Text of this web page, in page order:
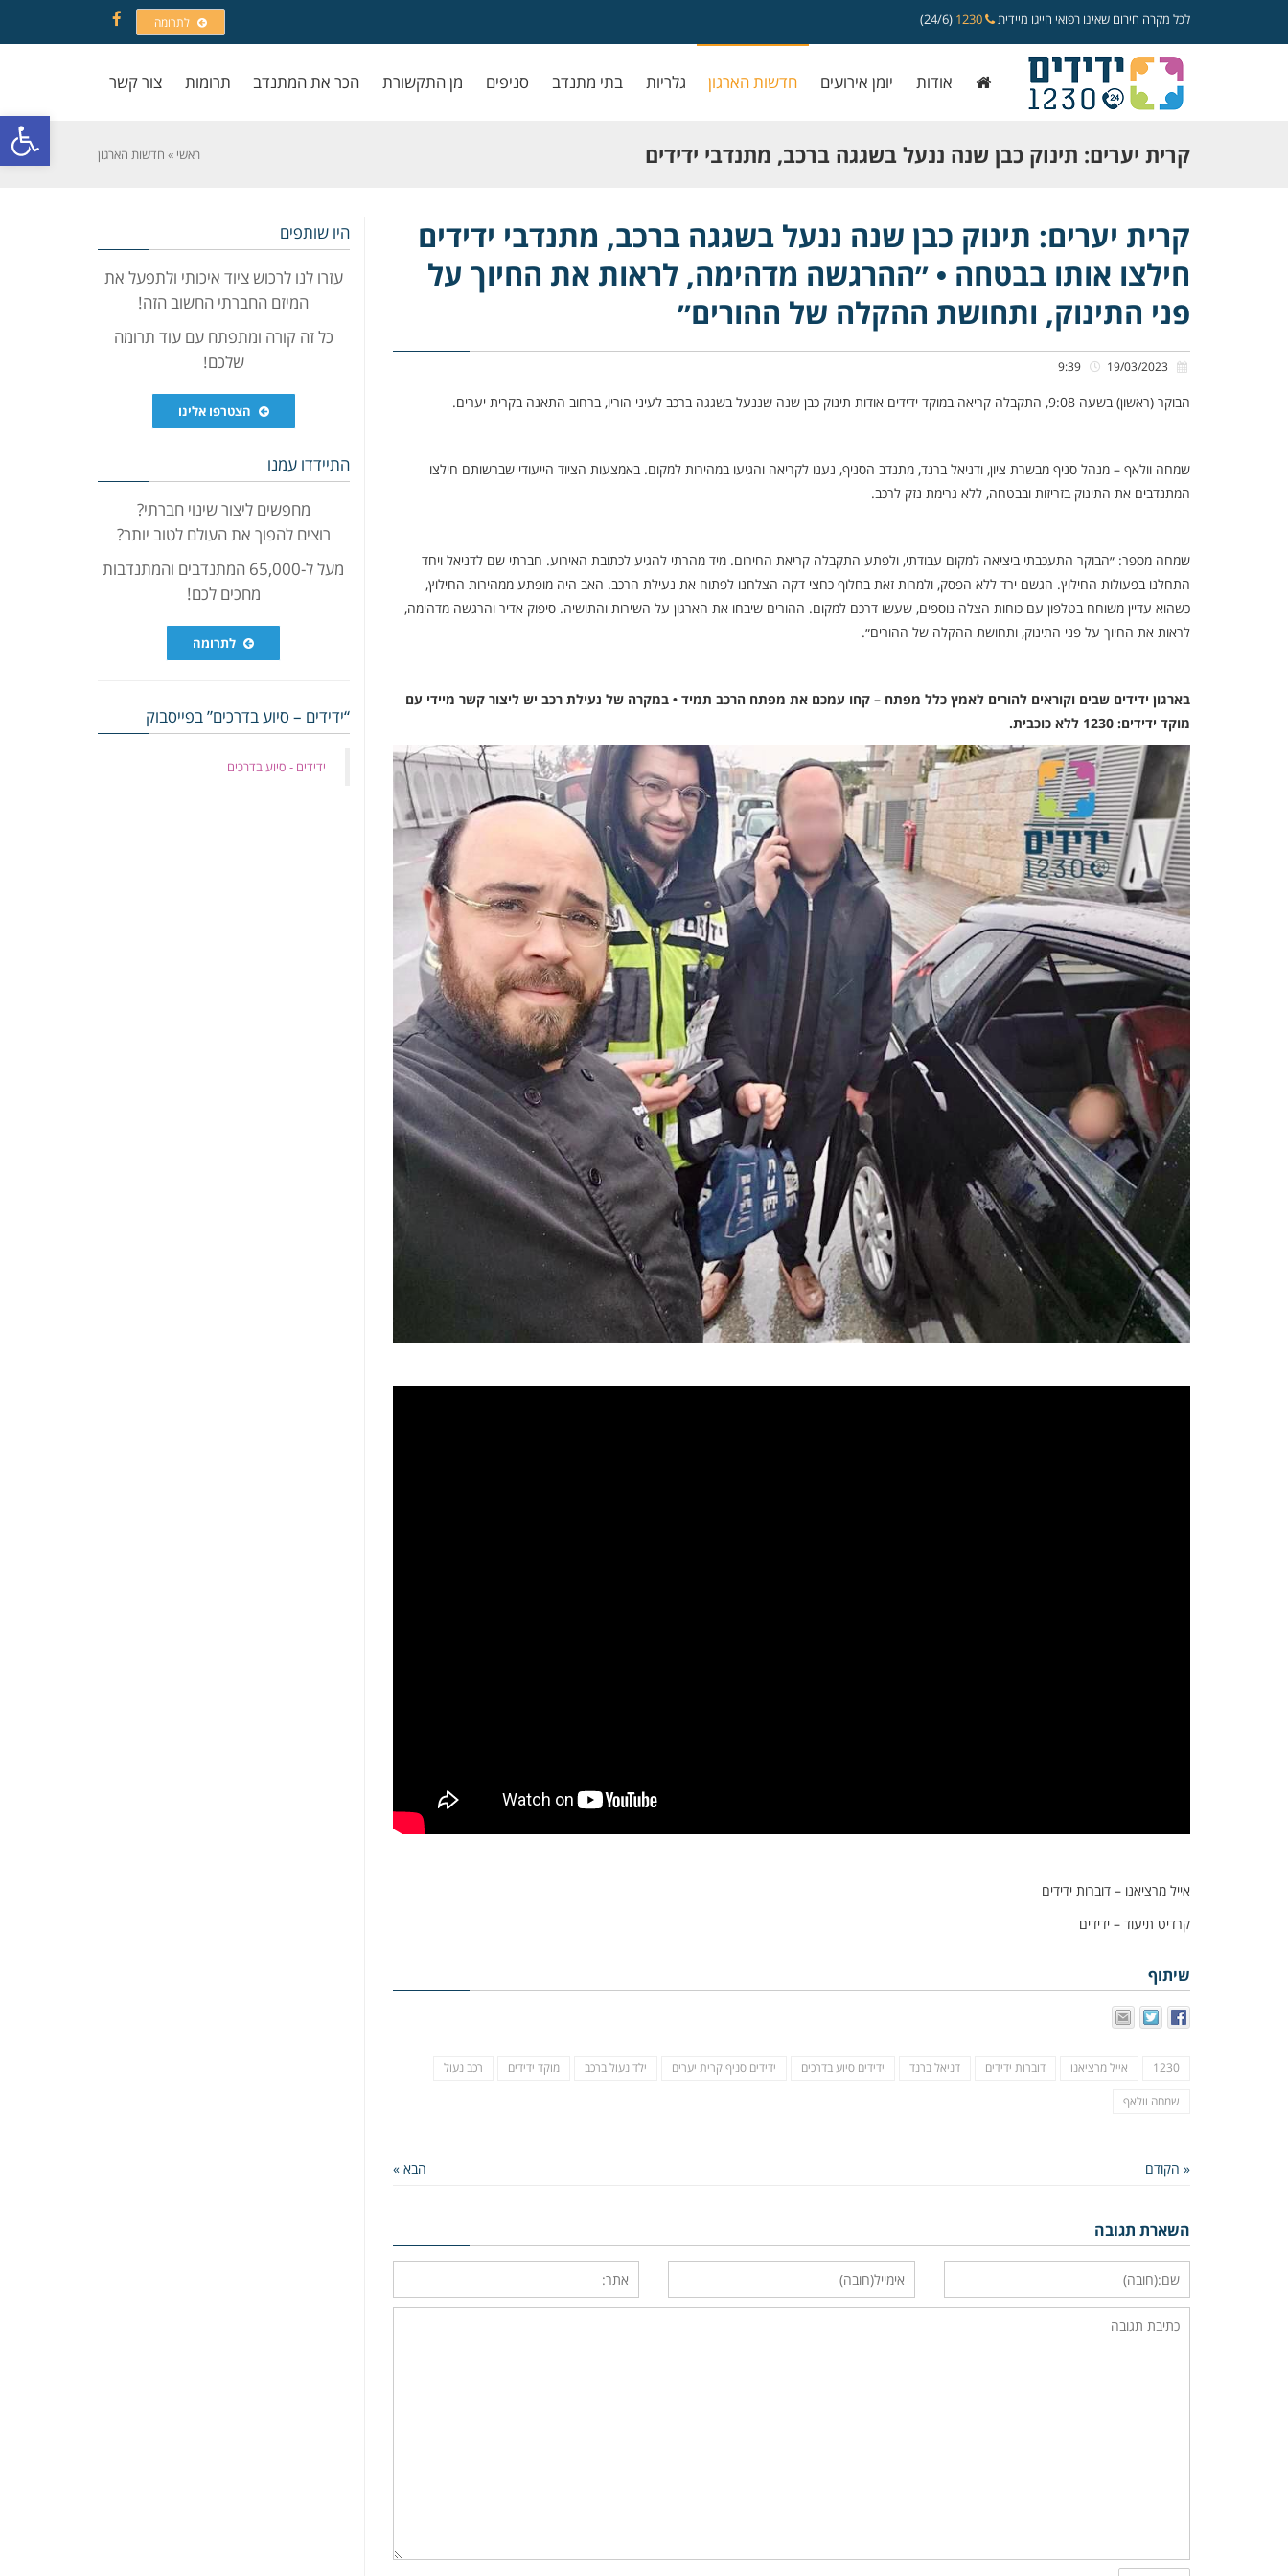
פתח
לכל מקרה חירום שאינו רפואי חייגו מיידית (24/6) לתרומה
Facebook
אודות יומן אירועים חדשות הארגון גלריות בתי מתנדב סניפים מן התקשורת הכר את המתנדב תרומות צור קשר
קרית יערים: תינוק כבן שנה ננעל בשגגה ברכב, מתנדבי ידידים
חילצו אותו בבטחה • ״ההרגשה מדהימה, לראות את החיוך על
פני התינוק, ותחושת ההקלה של ההורים״
ראשי » חדשות הארגון
קרית יערים: תינוק כבן שנה ננעל בשגגה ברכב, מתנדבי ידידים
חילצו אותו בבטחה • ״ההרגשה מדהימה, לראות את החיוך על
פני התינוק, ותחושת ההקלה של ההורים״
הבוקר (ראשון) בשעה 9:08, התקבלה קריאה במוקד ידידים אודות תינוק כבן שנה שננעל בשגגה ברכב לעיני הוריו, ברחוב התאנה בקרית יערים.
שמחה וולאף – מנהל סניף מבשרת ציון, ודניאל ברנד, מתנדב הסניף, נענו לקריאה והגיעו במהירות למקום. באמצעות הציוד הייעודי שברשותם חילצו
המתנדבים את התינוק בזריזות ובבטחה, ללא גרימת נזק לרכב.
שמחה מספר: ״הבוקר התעכבתי ביציאה למקום עבודתי, ולפתע התקבלה קריאת החירום. מיד מהרתי להגיע לכתובת האירוע. חברתי שם לדניאל ויחד
התחלנו בפעולות החילוץ. הגשם ירד ללא הפסק, ולמרות זאת בחלוף כחצי דקה הצלחנו לפתוח את נעילת הרכב. האב היה מופתע ממהירות החילוץ,
כשהוא עדיין משוחח בטלפון עם כוחות הצלה נוספים, שעשו דרכם למקום. ההורים שיבחו את הארגון על השירות והתושיה. סיפוק אדיר והרגשה מדהימה,
לראות את החיוך על פני התינוק, ותחושת ההקלה של ההורים״.
בארגון ידידים שבים וקוראים להורים לאמץ כלל מפתח – קחו עמכם את מפתח הרכב תמיד • במקרה של נעילת רכב יש ליצור קשר מיידי עם
מוקד ידידים: 1230 ללא כוכבית.
אייל מרציאנו – דוברות ידידים
קרדיט תיעוד – ידידים
שיתוף
1230 אייל מרציאנו דוברות ידידים דניאל ברנד ידידים סיוע בדרכים ידידים סניף קרית יערים ילד נעול ברכב מוקד ידידים רכב נעול
שמחה וולאף
« הקודם הבא »
השארת תגובה
היו שותפים
עזרו לנו לרכוש ציוד איכותי ולתפעל את
המיזם החברתי החשוב הזה!
כל זה קורה ומתפתח עם עוד תרומה
שלכם!
הצטרפו אלינו
התיידדו עמנו
מחפשים ליצור שינוי חברתי?
רוצים להפוך את העולם לטוב יותר?
מעל ל-65,000 המתנדבים והמתנדבות
מחכים לכם!
לתרומה
“ידידים – סיוע בדרכים” בפייסבוק
‏ידידים - סיוע בדרכים